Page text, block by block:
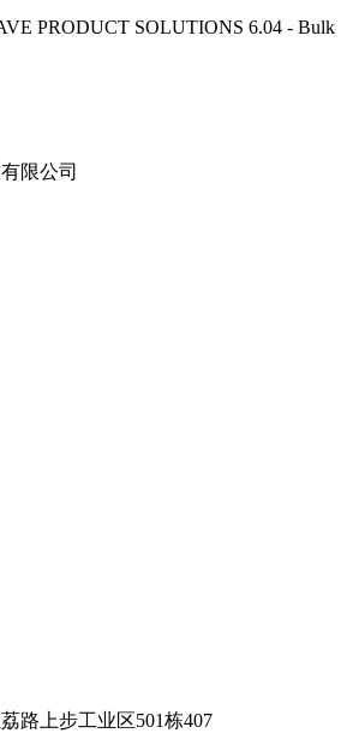
PRODUCT SOLUTIONS 6.04 - Bulk
限公司
路上步工业区501栋407